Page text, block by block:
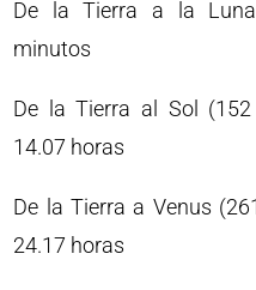
De la Tierra a la
minutos
De la Tierra al Sol
14.07 horas
De la Tierra a Venus
24.17 horas